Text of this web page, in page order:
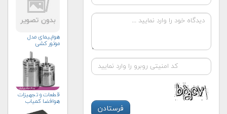
هواپیمای مدل
موتور کشی
قطعات و تجهیزات
هوافضا کمیاب